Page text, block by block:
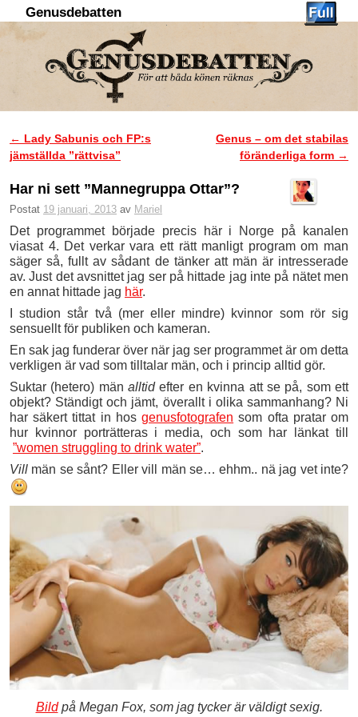
Genusdebatten
Inläggsnavigering
← Lady Sabunis och FP:s
jämställda ”rättvisa”
Genus – om det stabilas
föränderliga form →
Har ni sett ”Mannegruppa Ottar”?
Postat 19 januari, 2013 av Mariel
Det programmet började precis här i Norge på kanalen
viasat 4. Det verkar vara ett rätt manligt program om man
säger så, fullt av sådant de tänker att män är intresserade
av. Just det avsnittet jag ser på hittade jag inte på nätet men
en annat hittade jag här.
I studion står två (mer eller mindre) kvinnor som rör sig
sensuellt för publiken och kameran.
En sak jag funderar över när jag ser programmet är om detta
verkligen är vad som tilltalar män, och i princip alltid gör.
Suktar (hetero) mänalltidefter en kvinna att se på, som ett
objekt? Ständigt och jämt, överallt i olika sammanhang? Ni
har säkert tittat in hosgenusfotografen som ofta pratar om
hur kvinnor porträtteras i media, och som har länkat till
”women struggling to drink water”.
Vill män se sånt? Eller vill män se… ehhm.. nä jag vet inte?
Bildpå Megan Fox, som jag tycker är väldigt sexig.